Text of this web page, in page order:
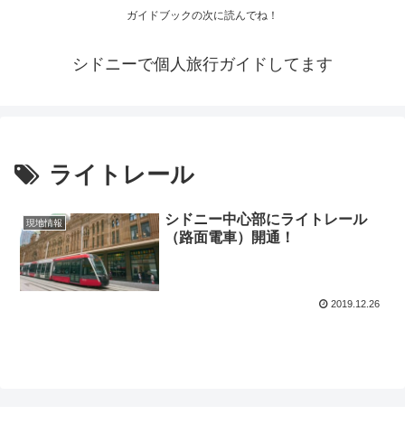
ガイドブックの次に読んでね！
シドニーで個人旅行ガイドしてます
ライトレール
現地情報
シドニー中心部にライトレール
（路面電車）開通！
2019.12.26